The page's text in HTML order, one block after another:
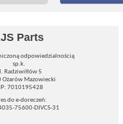
Parts
odpowiedzialnością
sp.k.
Radziwiłłów 5
Ożarów Mazowiecki
7010195428
do e-doreczeń:
75600-DIVCS-31